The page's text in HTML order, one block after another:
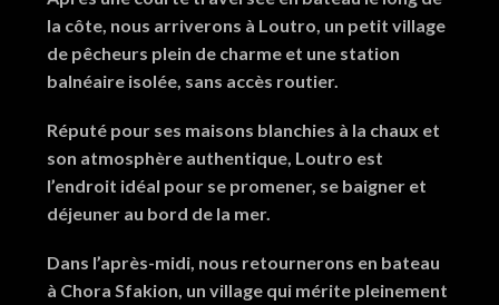
la côte, nous arriverons à Loutro, un petit village
de pêcheurs plein de charme et une station
balnéaire isolée, sans accès routier.
Réputé pour ses maisons blanchies à la chaux et
son atmosphère authentique, Loutro est
l’endroit idéal pour se promener, se baigner et
déjeuner au bord de la mer.
Dans l’après-midi, nous retournerons en bateau
à Chora Sfakion, un village qui mérite pleinement